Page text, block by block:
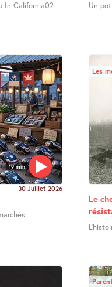
In California02-
Un
19 min
30 Juillet 2026
Les
Le